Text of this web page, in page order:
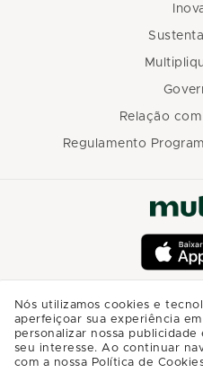
Relação
Regulamento
Nós utilizamos cookies e
aperfeiçoar sua experiência
personalizar nossa
seu interesse. Ao continuar
com a nossa Política de